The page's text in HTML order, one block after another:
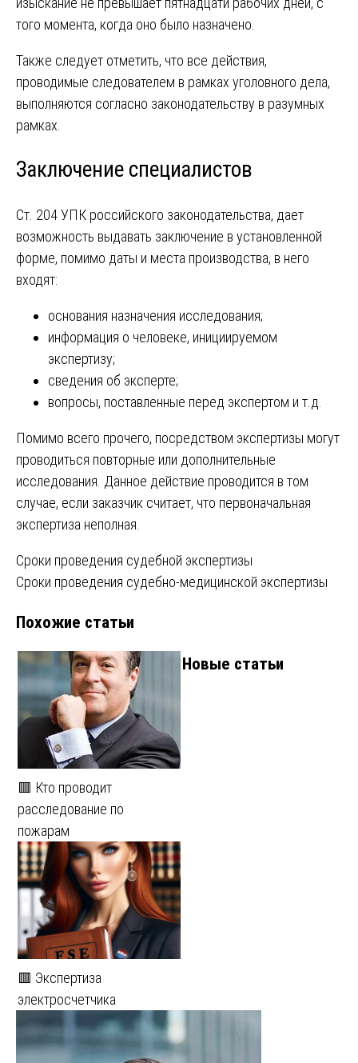
того момента, когда оно было назначено.
Также следует отметить, что все действия,
проводимые следователем в рамках уголовного дела,
выполняются согласно законодательству в разумных
рамках.
Заключение специалистов
Ст. 204 УПК российского законодательства, дает
возможность выдавать заключение в установленной
форме, помимо даты и места производства, в него
входят:
основания назначения исследования;
информация о человеке, инициируемом
экспертизу;
сведения об эксперте;
вопросы, поставленные перед экспертом и т.д.
Помимо всего прочего, посредством экспертизы могут
проводиться повторные или дополнительные
исследования. Данное действие проводится в том
случае, если заказчик считает, что первоначальная
экспертиза неполная.
Навигация
по
записям
Сроки проведения судебной экспертизы
Сроки проведения судебно-медицинской экспертизы
Похожие статьи
🟥 Кто проводит
расследование по
пожарам
🟥 Экспертиза
электросчетчика
Новые статьи